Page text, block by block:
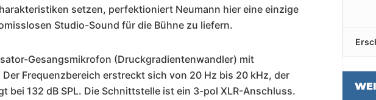
setzen, perfektioniert Neumann hier eine einzige
Studio-Sound für die Bühne zu liefern.
Gesangsmikrofon (Druckgradientenwandler) mit
Frequenzbereich erstreckt sich von 20 Hz bis 20 kHz, der
bei 132 dB SPL. Die Schnittstelle ist ein 3-pol XLR-Anschluss.